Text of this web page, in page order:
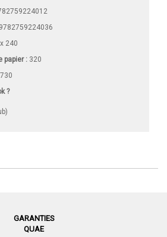
9782759224036
240
papier: 320
730
?
GARANTIES
QUAE